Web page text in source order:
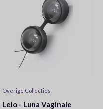
Overige Collecties
Lelo - Luna Vaginale